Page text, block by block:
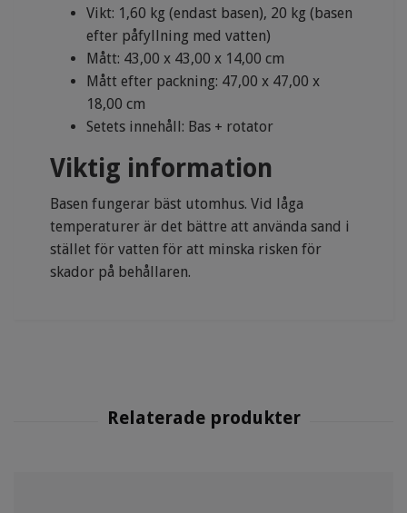
Vikt: 1,60 kg (endast basen), 20 kg (basen
efter påfyllning med vatten)
Mått: 43,00 x 43,00 x 14,00 cm
Mått efter packning: 47,00 x 47,00 x
18,00 cm
Setets innehåll: Bas + rotator
Viktig information
Basen fungerar bäst utomhus. Vid låga
temperaturer är det bättre att använda sand i
stället för vatten för att minska risken för
skador på behållaren.